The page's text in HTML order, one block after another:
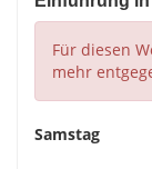
Für diesen
mehr
Samstag